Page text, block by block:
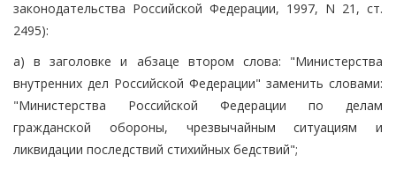
законодательства Российской Федерации, 1997, N 21, ст.
2495):
а) в заголовке и абзаце втором слова: "Министерства
внутренних дел Российской Федерации" заменить словами:
"Министерства Российской Федерации по делам
гражданской обороны, чрезвычайным ситуациям и
ликвидации последствий стихийных бедствий";